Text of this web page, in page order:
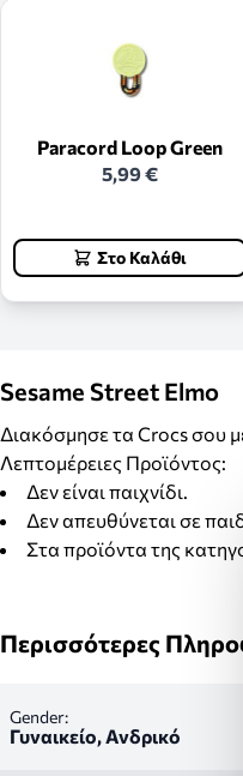
Paracord Loop Green
5,99 €
Στο Καλάθι
Sesame Street Elmo
Διακόσμησε τα Crocs σου
Λεπτομέρειες Προϊόντος:
Δεν είναι παιχνίδι.
Δεν απευθύνεται σε
Στα προϊόντα της
Περισσότερες
Gender:
Γυναικείο, Ανδρικό